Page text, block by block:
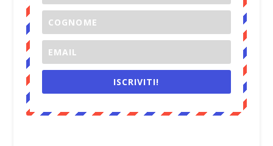
ISCRIVITI!